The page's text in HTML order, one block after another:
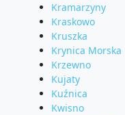
Kramarzyny
Kraskowo
Kruszka
Krynica Morska
Krzewno
Kujaty
Kuźnica
Kwisno